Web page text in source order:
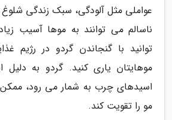
عواملی مثل آلودگی، سبک زندگی
ناسالم می توانند به موها آسیب
توانید با گنجاندن گردو در رژیم
موهایتان یاری کنید. گردو به دلیل
اسیدهای چرب به شمار می رود،
مو را تقویت کند.